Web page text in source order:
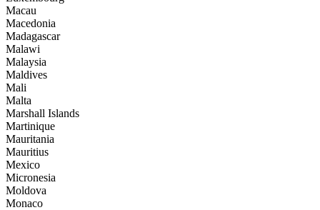
Macau
Macedonia
Madagascar
Malawi
Malaysia
Maldives
Mali
Malta
Marshall Islands
Martinique
Mauritania
Mauritius
Mexico
Micronesia
Moldova
Monaco